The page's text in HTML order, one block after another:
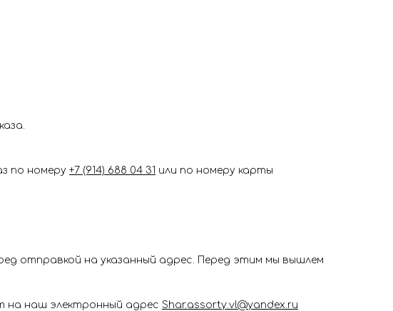
по номеру +7 (914) 688 04 31 или по номеру карты
отправкой на указанный адрес. Перед этим мы вышлем
на наш электронный адрес Shar.assorty.vl@yandex.ru